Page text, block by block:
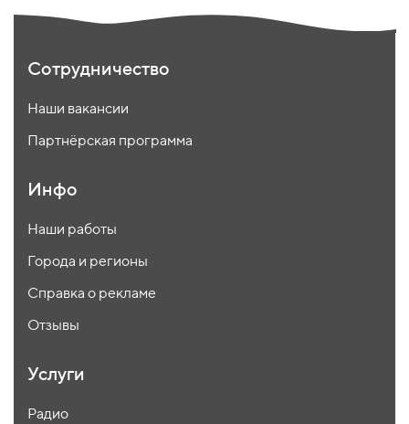
Сотрудничество
Наши вакансии
Партнёрская программа
Инфо
Наши работы
Города и регионы
Справка о рекламе
Отзывы
Услуги
Радио